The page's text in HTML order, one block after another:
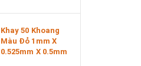
Khay 50 Khoang
Màu Đỏ 1mm X
0.525mm X 0.5mm